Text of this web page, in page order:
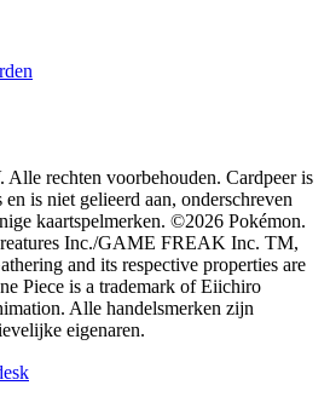
rechten voorbehouden. Cardpeer is
is niet gelieerd aan, onderschreven
kaartspelmerken. ©2026 Pokémon.
Inc./GAME FREAK Inc. TM,
and its respective properties are
Piece is a trademark of Eiichiro
Alle handelsmerken zijn
eigenaren.